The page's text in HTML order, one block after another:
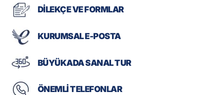
DİLEKÇE VE FORMLAR
KURUMSAL E-POSTA
BÜYÜKADA SANAL TUR
ÖNEMLİ TELEFONLAR